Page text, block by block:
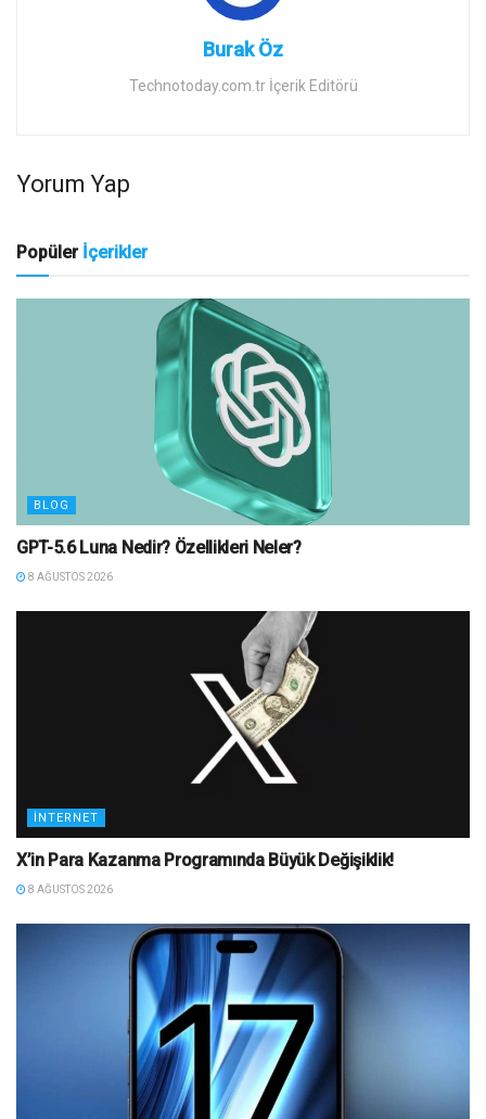
Burak Öz
Technotoday.com.tr İçerik Editörü
Yorum Yap
Popüler İçerikler
BLOG
GPT-5.6 Luna Nedir? Özellikleri Neler?
8 AĞUSTOS 2026
İNTERNET
X’in Para Kazanma Programında Büyük Değişiklik!
8 AĞUSTOS 2026